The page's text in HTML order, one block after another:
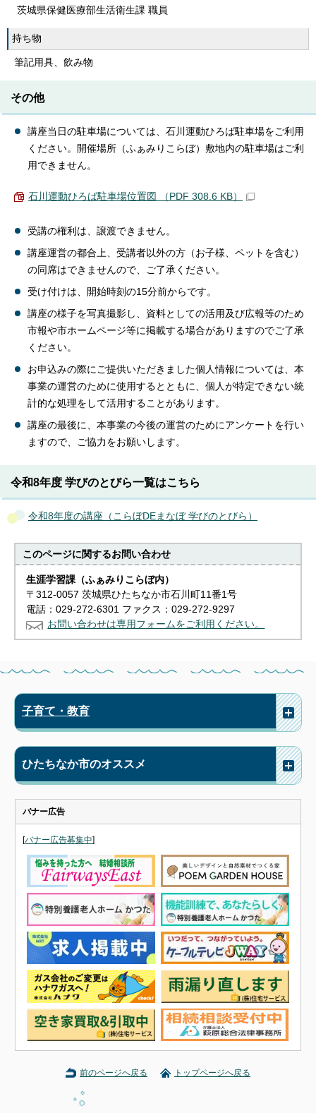
茨城県保健医療部生活衛生課 職員
持ち物
筆記用具、飲み物
その他
講座当日の駐車場については、石川運動ひろば駐車場をご利用
ください。開催場所（ふぁみりこらぼ）敷地内の駐車場はご利
用できません。
石川運動ひろば駐車場位置図 （PDF 308.6 KB）
受講の権利は、譲渡できません。
講座運営の都合上、受講者以外の方（お子様、ペットを含む）
の同席はできませんので、ご了承ください。
受け付けは、開始時刻の15分前からです。
講座の様子を写真撮影し、資料としての活用及び広報等のため
市報や市ホームページ等に掲載する場合がありますのでご了承
ください。
お申込みの際にご提供いただきました個人情報については、本
事業の運営のために使用するとともに、個人が特定できない統
計的な処理をして活用することがあります。
講座の最後に、本事業の今後の運営のためにアンケートを行い
ますので、ご協力をお願いします。
令和8年度 学びのとびら一覧はこちら
令和8年度の講座（こらぼDEまなぼ 学びのとびら）
このページに関するお問い合わせ
生涯学習課（ふぁみりこらぼ内）
〒312-0057 茨城県ひたちなか市石川町11番1号
電話：029-272-6301 ファクス：029-272-9297
お問い合わせは専用フォームをご利用ください。
子育て・教育
ひたちなか市のオススメ
バナー広告
[バナー広告募集中]
前のページへ戻る トップページへ戻る